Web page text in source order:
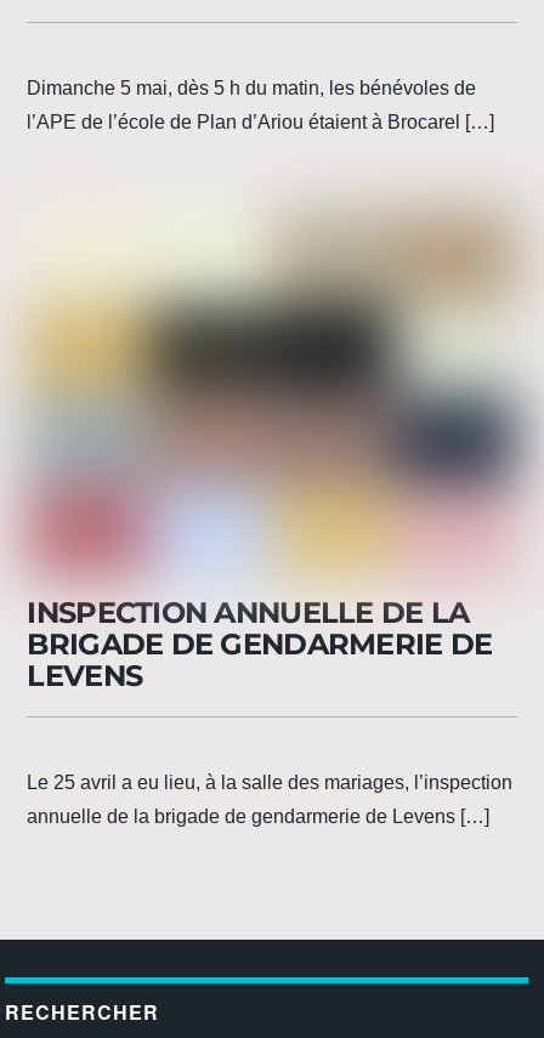
Dimanche 5 mai, dès 5 h du matin, les bénévoles de
l’APE de l’école de Plan d’Ariou étaient à Brocarel […]
INSPECTION ANNUELLE DE LA
BRIGADE DE GENDARMERIE DE
LEVENS
Le 25 avril a eu lieu, à la salle des mariages, l’inspection
annuelle de la brigade de gendarmerie de Levens […]
RECHERCHER